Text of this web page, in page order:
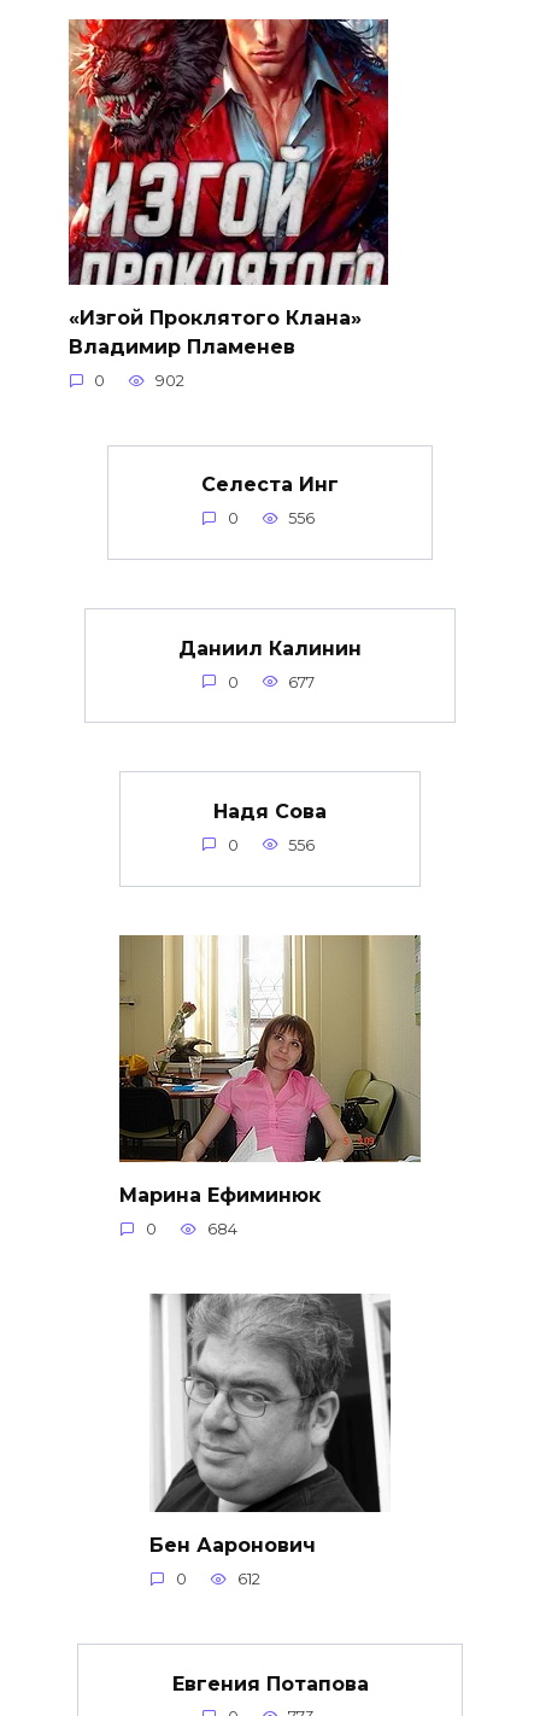
«Изгой Проклятого Клана»
Владимир Пламенев
0 902
Селеста Инг
0 556
Даниил Калинин
0 677
Надя Сова
0 556
Марина Ефиминюк
0 684
Бен Ааронович
0 612
Евгения Потапова